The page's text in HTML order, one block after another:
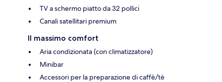
TV a schermo piatto da 32 pollici
Canali satellitari premium
Il massimo comfort
Aria condizionata (con climatizzatore)
Minibar
Accessori per la preparazione di caffè/tè